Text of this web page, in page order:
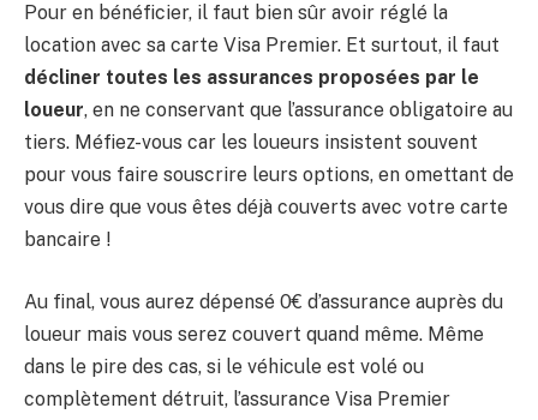
Pour en bénéficier, il faut bien sûr avoir réglé la
location avec sa carte Visa Premier. Et surtout, il faut
décliner toutes les assurances proposées par le
loueur, en ne conservant que l’assurance obligatoire au
tiers. Méfiez-vous car les loueurs insistent souvent
pour vous faire souscrire leurs options, en omettant de
vous dire que vous êtes déjà couverts avec votre carte
bancaire !
Au final, vous aurez dépensé 0€ d’assurance auprès du
loueur mais vous serez couvert quand même. Même
dans le pire des cas, si le véhicule est volé ou
complètement détruit, l’assurance Visa Premier